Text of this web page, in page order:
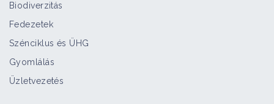
Biodiverzitás
Fedezetek
Szénciklus és ÜHG
Gyomlálás
Üzletvezetés